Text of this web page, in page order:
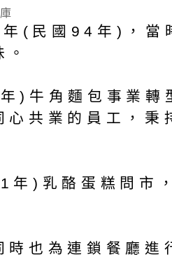
(民國94年)，當
牛角麵包事業轉
心共業的員工，
)乳酪蛋糕問市
時也為連鎖餐廳進